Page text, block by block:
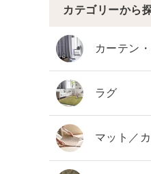
ようこそ ゲスト 様
ログイン person 新
カテゴリーから探す
カテゴリーから
カーテン・
ラグ
マット／カ